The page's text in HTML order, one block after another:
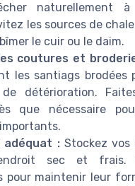
naturellement à
les sources de
le cuir ou le daim.
coutures et
les santiags brodées
détérioration.
que nécessaire
adéquat :Stockez vos
sec et frais.
pour maintenir leur